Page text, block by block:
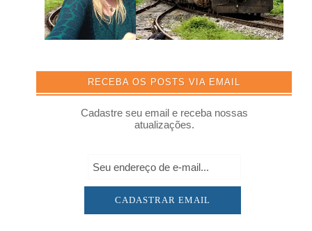
RECEBA OS POSTS VIA EMAIL
Cadastre seu email e receba nossas
atualizações.